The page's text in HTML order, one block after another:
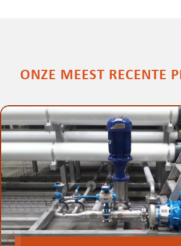
ONZE MEEST RECENTE